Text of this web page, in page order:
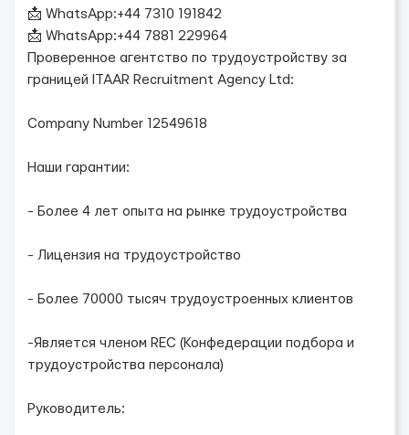
📩 WhatsApp:+44 7310 191842
📩 WhatsApp:+44 7881 229964
Проверенное агентство по трудоустройству за
границей ITAAR Recruitment Agency Ltd:
Company Number 12549618
Наши гарантии:
- Более 4 лет опыта на рынке трудоустройства
- Лицензия на трудоустройство
- Более 70000 тысяч трудоустроенных клиентов
-Является членом REC (Конфедерации подбора и
трудоустройства персонала)
Руководитель: